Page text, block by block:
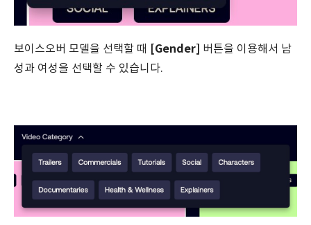
보이스오버 모델을 선택할 때 [Gender] 버튼을 이용해서 남
성과 여성을 선택할 수 있습니다.